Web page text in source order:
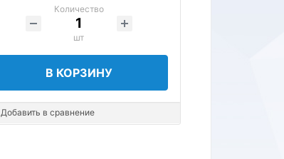
Количество
шт
В КОРЗИНУ
Добавить в сравнение